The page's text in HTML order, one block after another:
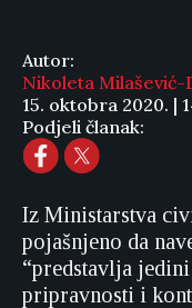
Autor:
Nikoleta Milašević-
15. oktobra 2020. |
Podjeli članak:
Iz Ministarstva
pojašnjeno da
“predstavlja
pripravnosti i